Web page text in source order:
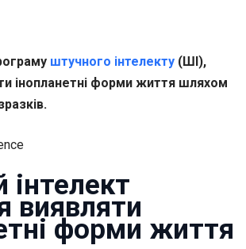
штучного інтелекту (ШІ),
інопланетні форми життя шляхом
виявляти
форми життя